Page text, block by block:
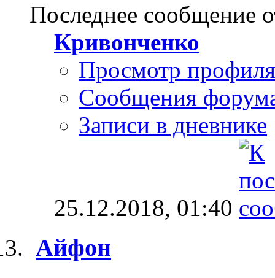
Последнее сообщение
Кривонченко
Просмотр профиля
Сообщения
Записи в дневнике
25.12.2018, 01:40
Айфон